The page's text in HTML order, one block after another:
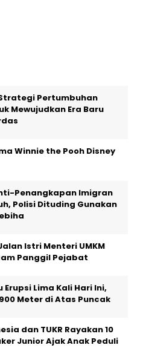
Pertumbuhan
Mewujudkan Era Baru
Winnie the Pooh Disney
Penangkapan Imigran
Polisi Dituding Gunakan
Istri Menteri UMKM
Panggil Pejabat
Erupsi Lima Kali Hari Ini,
Meter di Atas Puncak
dan TUKR Rayakan 10
Junior Ajak Anak Peduli